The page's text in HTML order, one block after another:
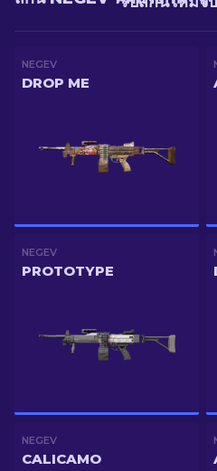
NEGEV
DROP ME
NEGEV
PROTOTYPE
NEGEV
CALICAMO